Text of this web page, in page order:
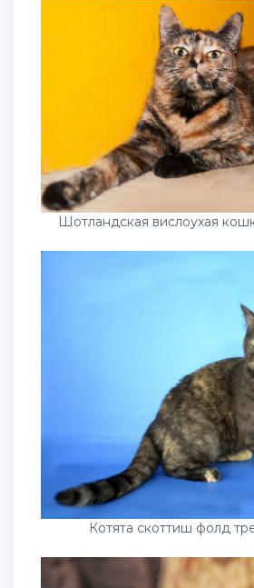
Шотландская вислоухая
Котята скоттиш фолд